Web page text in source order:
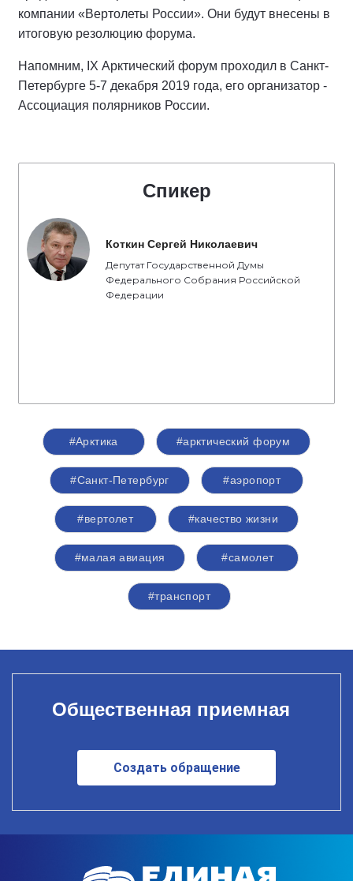
компании «Вертолеты России». Они будут внесены в
итоговую резолюцию форума.
Напомним, IX Арктический форум проходил в Санкт-
Петербурге 5-7 декабря 2019 года, его организатор -
Ассоциация полярников России.
Спикер
Коткин Сергей Николаевич
Депутат Государственной Думы
Федерального Собрания Российской
Федерации
#Арктика #арктический форум
#Санкт-Петербург #аэропорт
#вертолет #качество жизни
#малая авиация #самолет
#транспорт
Общественная приемная
Создать обращение